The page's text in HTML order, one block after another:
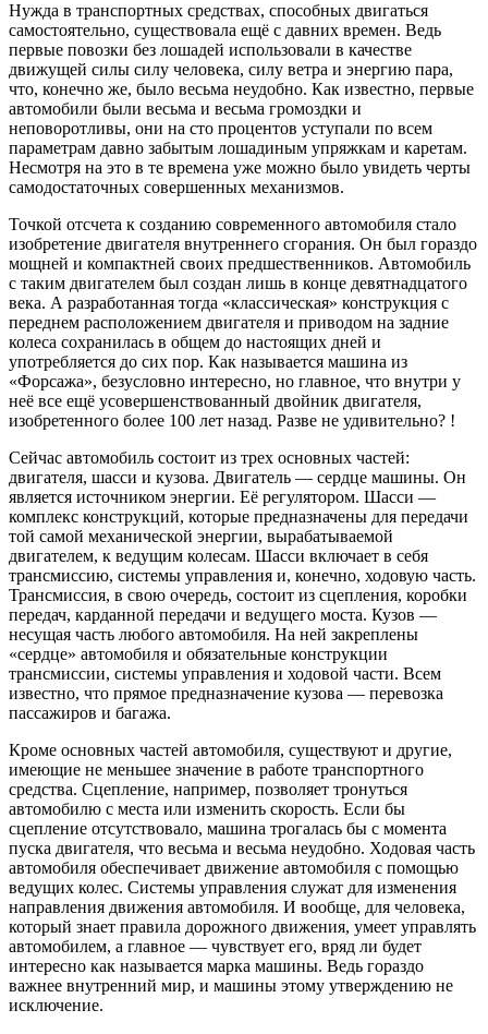
Нужда в транспортных средствах, способных двигаться
самостоятельно, существовала ещё с давних времен. Ведь
первые повозки без лошадей использовали в качестве
движущей силы силу человека, силу ветра и энергию пара,
что, конечно же, было весьма неудобно. Как известно, первые
автомобили были весьма и весьма громоздки и
неповоротливы, они на сто процентов уступали по всем
параметрам давно забытым лошадиным упряжкам и каретам.
Несмотря на это в те времена уже можно было увидеть черты
самодостаточных совершенных механизмов.
Точкой отсчета к созданию современного автомобиля стало
изобретение двигателя внутреннего сгорания. Он был гораздо
мощней и компактней своих предшественников. Автомобиль
с таким двигателем был создан лишь в конце девятнадцатого
века. А разработанная тогда «классическая» конструкция с
переднем расположением двигателя и приводом на задние
колеса сохранилась в общем до настоящих дней и
употребляется до сих пор. Как называется машина из
«Форсажа», безусловно интересно, но главное, что внутри у
неё все ещё усовершенствованный двойник двигателя,
изобретенного более 100 лет назад. Разве не удивительно? !
Сейчас автомобиль состоит из трех основных частей:
двигателя, шасси и кузова. Двигатель — сердце машины. Он
является источником энергии. Её регулятором. Шасси —
комплекс конструкций, которые предназначены для передачи
той самой механической энергии, вырабатываемой
двигателем, к ведущим колесам. Шасси включает в себя
трансмиссию, системы управления и, конечно, ходовую часть.
Трансмиссия, в свою очередь, состоит из сцепления, коробки
передач, карданной передачи и ведущего моста. Кузов —
несущая часть любого автомобиля. На ней закреплены
«сердце» автомобиля и обязательные конструкции
трансмиссии, системы управления и ходовой части. Всем
известно, что прямое предназначение кузова — перевозка
пассажиров и багажа.
Кроме основных частей автомобиля, существуют и другие,
имеющие не меньшее значение в работе транспортного
средства. Сцепление, например, позволяет тронуться
автомобилю с места или изменить скорость. Если бы
сцепление отсутствовало, машина трогалась бы с момента
пуска двигателя, что весьма и весьма неудобно. Ходовая часть
автомобиля обеспечивает движение автомобиля с помощью
ведущих колес. Системы управления служат для изменения
направления движения автомобиля. И вообще, для человека,
который знает правила дорожного движения, умеет управлять
автомобилем, а главное — чувствует его, вряд ли будет
интересно как называется марка машины. Ведь гораздо
важнее внутренний мир, и машины этому утверждению не
исключение.